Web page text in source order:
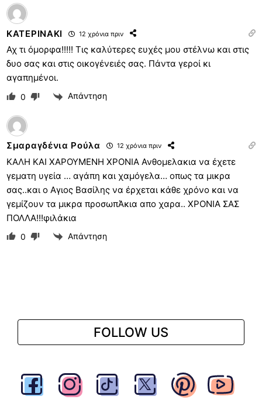
ΚΑΤΕΡΙΝΑΚΙ 12 χρόνια πριν
Αχ τι όμορφα!!!!! Τις καλύτερες ευχές μου στέλνω και στις
δυο σας και στις οικογένειές σας. Πάντα γεροί κι
αγαπημένοι.
0 Απάντηση
Σμαραγδένια Ρούλα 12 χρόνια πριν
ΚΑΛΗ ΚΑΙ ΧΑΡΟΥΜΕΝΗ ΧΡΟΝΙΑ Ανθομελακια να έχετε
γεματη υγεία … αγάπη και χαμόγελα… οπως τα μικρα
σας..και ο Αγιος Βασίλης να έρχεται κάθε χρόνο και να
γεμίζουν τα μικρα προσωπΆκια απο χαρα.. ΧΡΟΝΙΑ ΣΑΣ
ΠΟΛΛΑ!!!φιλάκια
0 Απάντηση
FOLLOW US